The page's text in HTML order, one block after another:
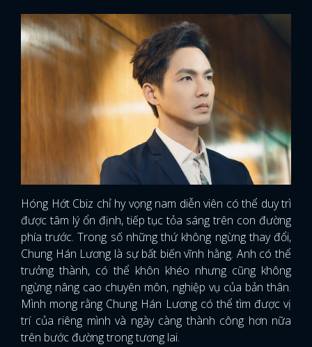
Hóng Hớt Cbiz chỉ hy vọng nam diễn viên có thể duy trì
được tâm lý ổn định, tiếp tục tỏa sáng trên con đường
phía trước. Trong số những thứ không ngừng thay đổi,
Chung Hán Lương là sự bất biến vĩnh hằng. Anh có thể
trưởng thành, có thể khôn khéo nhưng cũng không
ngừng nâng cao chuyên môn, nghiệp vụ của bản thân.
Mình mong rằng Chung Hán Lương có thể tìm được vị
trí của riêng mình và ngày càng thành công hơn nữa
trên bước đường trong tương lai.